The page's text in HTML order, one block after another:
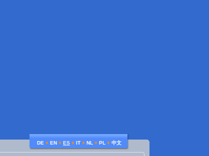
DE ♦ EN ♦ ES ♦ IT ♦ NL ♦ PL ♦ 中文